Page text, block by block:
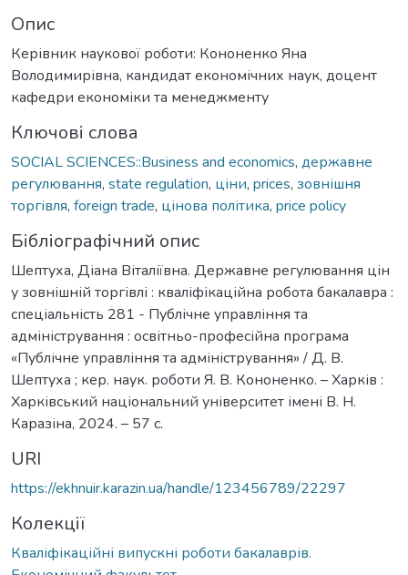
Опис
Керівник наукової роботи: Кононенко Яна
Володимирівна, кандидат економічних наук, доцент
кафедри економіки та менеджменту
Ключові слова
SOCIAL SCIENCES::Business and economics, державне
регулювання, state regulation, ціни, prices, зовнішня
торгівля, foreign trade, цінова політика, price policy
Бібліографічний опис
Шептуха, Діана Віталіївна. Державне регулювання цін
у зовнішній торгівлі : кваліфікаційна робота бакалавра :
спеціальність 281 - Публічне управління та
адміністрування : освітньо-професійна програма
«Публічне управління та адміністрування» / Д. В.
Шептуха ; кер. наук. роботи Я. В. Кононенко. – Харків :
Харківський національний університет імені В. Н.
Каразіна, 2024. – 57 с.
URI
https://ekhnuir.karazin.ua/handle/123456789/22297
Колекції
Кваліфікаційні випускні роботи бакалаврів.